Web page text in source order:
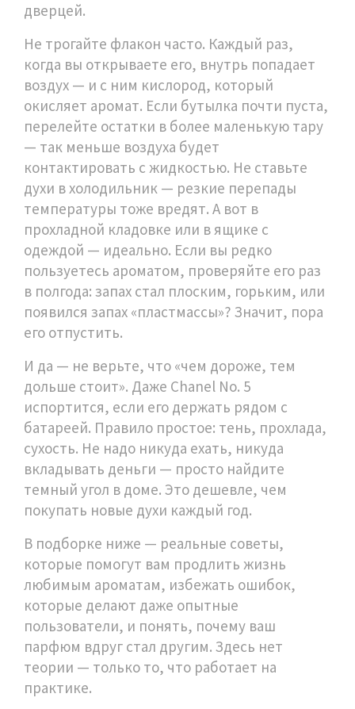
дверцей.
Не трогайте флакон часто. Каждый раз,
когда вы открываете его, внутрь попадает
воздух — и с ним кислород, который
окисляет аромат. Если бутылка почти пуста,
перелейте остатки в более маленькую тару
— так меньше воздуха будет
контактировать с жидкостью. Не ставьте
духи в холодильник — резкие перепады
температуры тоже вредят. А вот в
прохладной кладовке или в ящике с
одеждой — идеально. Если вы редко
пользуетесь ароматом, проверяйте его раз
в полгода: запах стал плоским, горьким, или
появился запах «пластмассы»? Значит, пора
его отпустить.
И да — не верьте, что «чем дороже, тем
дольше стоит». Даже Chanel No. 5
испортится, если его держать рядом с
батареей. Правило простое: тень, прохлада,
сухость. Не надо никуда ехать, никуда
вкладывать деньги — просто найдите
темный угол в доме. Это дешевле, чем
покупать новые духи каждый год.
В подборке ниже — реальные советы,
которые помогут вам продлить жизнь
любимым ароматам, избежать ошибок,
которые делают даже опытные
пользователи, и понять, почему ваш
парфюм вдруг стал другим. Здесь нет
теории — только то, что работает на
практике.